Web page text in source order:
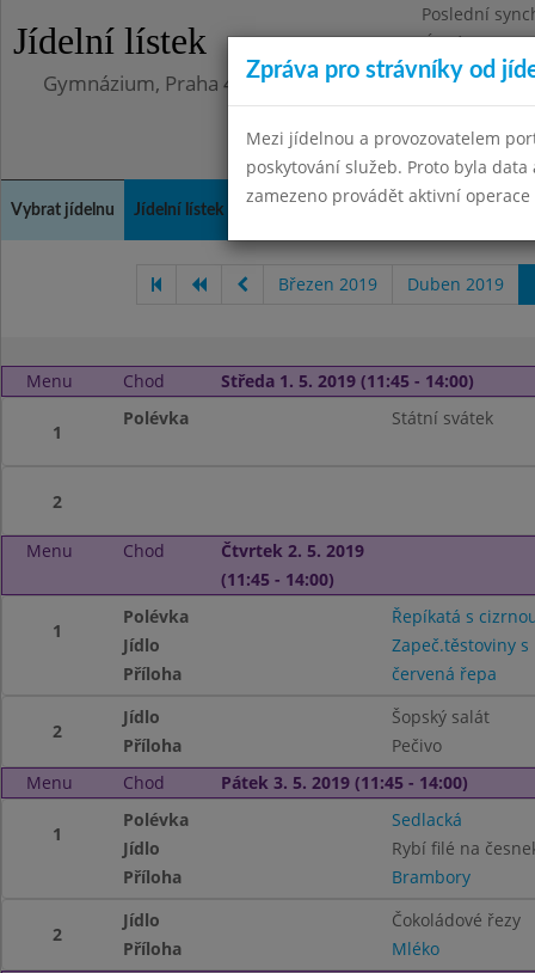
Jídelní lístek
Poslední
Úterý
Gymnázium, Praha 4, Budějovická 680
Vybrat jídelnu Jídelní lístek Kontakty a informace
Březen 2019 Duben 2019
Menu Chod Středa 1. 5. 2019 (11:45 - 14:00)
1
Polévka Státní svátek
2
Menu Chod
Čtvrtek 2. 5. 2019
(11:45 - 14:00)
1
Polévka
Řepíkatá s
Jídlo
Zapeč.těstoviny s
Příloha
červená řepa
2
Jídlo
Šopský salát
Příloha
Pečivo
Menu
Chod Pátek 3. 5. 2019 (11:45 - 14:00)
1
Polévka
Sedlacká
Jídlo
Rybí filé na
Příloha
Brambory
2
Jídlo
Čokoládové řezy
Příloha
Mléko
Zpráva pro strávníky od
Mezi jídelnou a provozovatelem
poskytování služeb. Proto byla
zamezeno provádět aktivní